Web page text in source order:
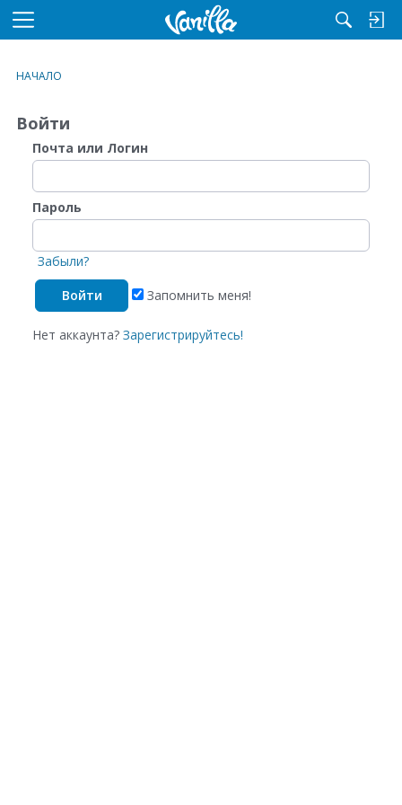
M
u
НАЧАЛО
Войти
Почта или Логин
Пароль
Забыли?
Запомнить меня!
Нет аккаунта? Зарегистрируйтесь!